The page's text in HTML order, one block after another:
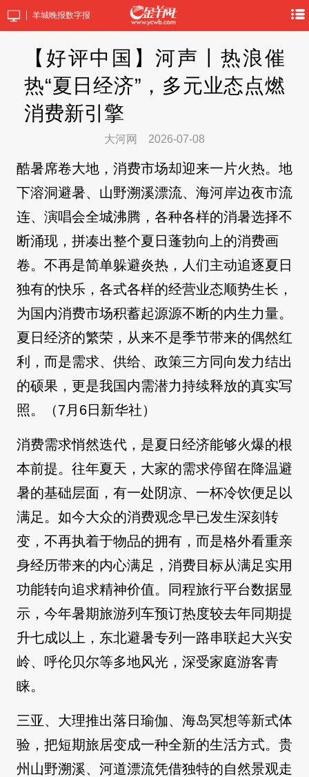
羊城晚报数字报
【好评中国】河声丨热浪催
热“夏日经济”，多元业态点燃
消费新引擎
大河网 2026-07-08
酷暑席卷大地，消费市场却迎来一片火热。地
下溶洞避暑、山野溯溪漂流、海河岸边夜市流
连、演唱会全城沸腾，各种各样的消暑选择不
断涌现，拼凑出整个夏日蓬勃向上的消费画
卷。不再是简单躲避炎热，人们主动追逐夏日
独有的快乐，各式各样的经营业态顺势生长，
为国内消费市场积蓄起源源不断的内生力量。
夏日经济的繁荣，从来不是季节带来的偶然红
利，而是需求、供给、政策三方同向发力结出
的硕果，更是我国内需潜力持续释放的真实写
照。（7月6日新华社）
消费需求悄然迭代，是夏日经济能够火爆的根
本前提。往年夏天，大家的需求停留在降温避
暑的基础层面，有一处阴凉、一杯冷饮便足以
满足。如今大众的消费观念早已发生深刻转
变，不再执着于物品的拥有，而是格外看重亲
身经历带来的内心满足，消费目标从满足实用
功能转向追求精神价值。同程旅行平台数据显
示，今年暑期旅游列车预订热度较去年同期提
升七成以上，东北避暑专列一路串联起大兴安
岭、呼伦贝尔等多地风光，深受家庭游客青
睐。
三亚、大理推出落日瑜伽、海岛冥想等新式体
验，把短期旅居变成一种全新的生活方式。贵
州山野溯溪、河道漂流凭借独特的自然景观走